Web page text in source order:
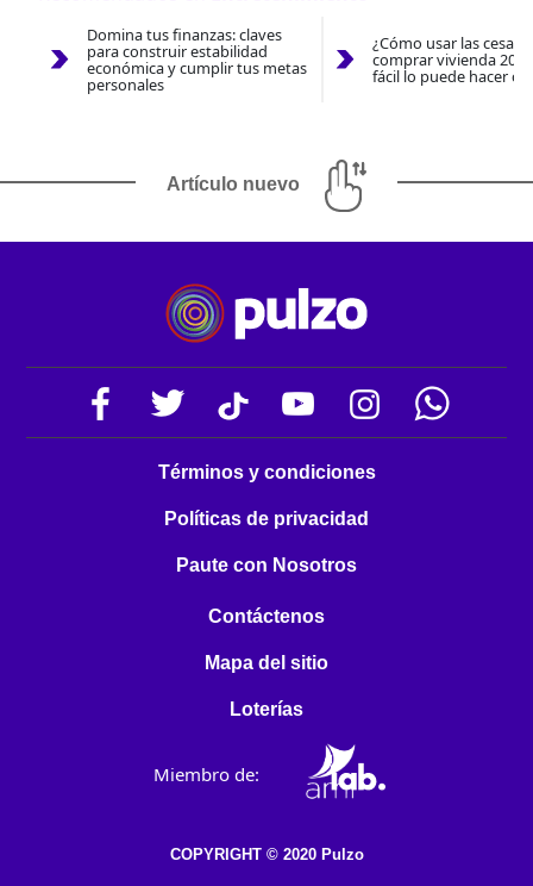
Domina tus finanzas: claves
para construir estabilidad
económica y cumplir tus metas
personales
¿Cómo usar las
comprar vivienda
fácil lo puede hacer
Artículo nuevo
Términos y condiciones
Políticas de privacidad
Paute con Nosotros
Contáctenos
Mapa del sitio
Loterías
Miembro de:
COPYRIGHT © 2020 Pulzo